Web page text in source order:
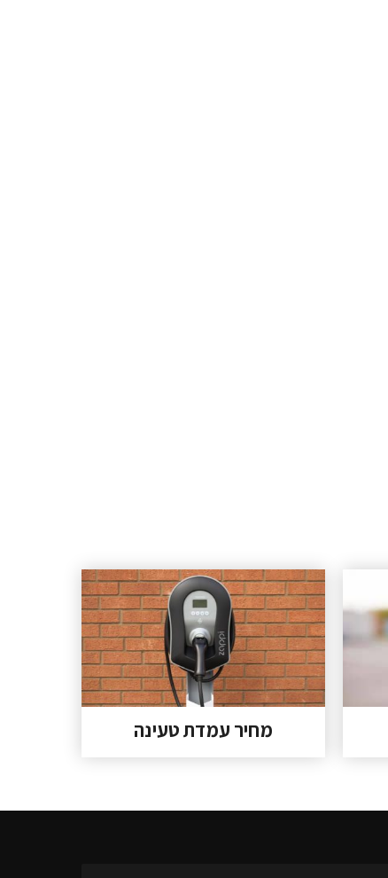
מחיר עמדת טעינה